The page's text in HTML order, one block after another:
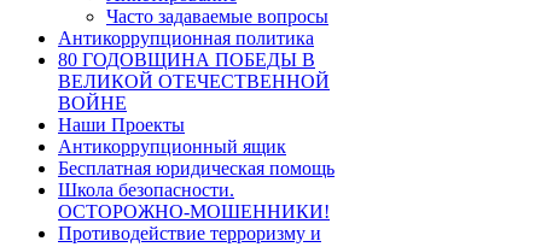
Часто задаваемые вопросы
Антикоррупционная политика
80 ГОДОВЩИНА ПОБЕДЫ В
ВЕЛИКОЙ ОТЕЧЕСТВЕННОЙ
ВОЙНЕ
Наши Проекты
Антикоррупционный ящик
Бесплатная юридическая помощь
Школа безопасности.
ОСТОРОЖНО-МОШЕННИКИ!
Противодействие терроризму и